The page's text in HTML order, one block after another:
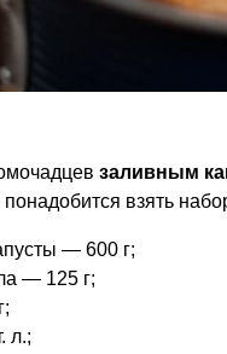
заливным
взять
— 600 г;
— 125 г;
л.;